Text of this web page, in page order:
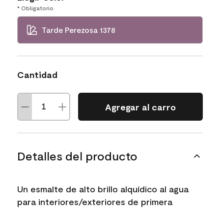
* Obligatorio
Tarde Perezosa 1378
Cantidad
Agregar al carro
Detalles del producto
Un esmalte de alto brillo alquídico al agua
para interiores/exteriores de primera